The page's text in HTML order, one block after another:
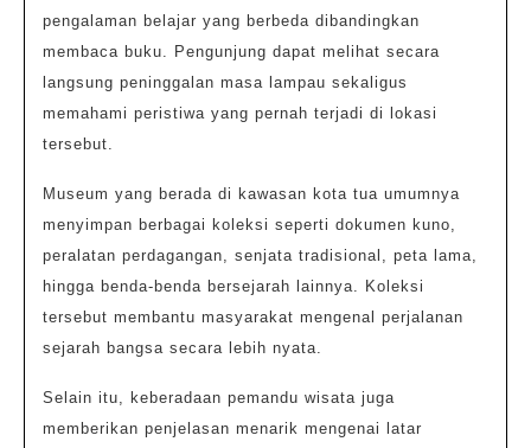
pengalaman belajar yang berbeda dibandingkan
membaca buku. Pengunjung dapat melihat secara
langsung peninggalan masa lampau sekaligus
memahami peristiwa yang pernah terjadi di lokasi
tersebut.
Museum yang berada di kawasan kota tua umumnya
menyimpan berbagai koleksi seperti dokumen kuno,
peralatan perdagangan, senjata tradisional, peta lama,
hingga benda-benda bersejarah lainnya. Koleksi
tersebut membantu masyarakat mengenal perjalanan
sejarah bangsa secara lebih nyata.
Selain itu, keberadaan pemandu wisata juga
memberikan penjelasan menarik mengenai latar